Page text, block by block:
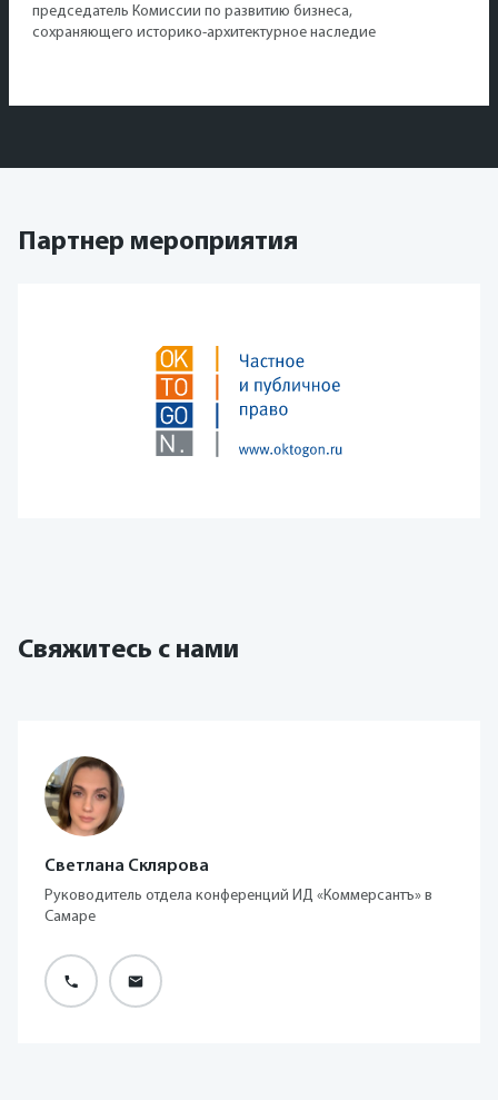
председатель Комиссии по развитию бизнеса,
сохраняющего историко-архитектурное наследие
Партнер мероприятия
Свяжитесь с нами
Светлана Склярова
Руководитель отдела конференций ИД «Коммерсантъ» в
Самаре